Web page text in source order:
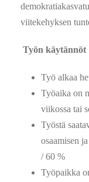
viitekehyksen
Työn käytännöt
Työ alkaa
Työaika on
viikossa tai
Työstä
osaamisen
/ 60 %
Työpaikka